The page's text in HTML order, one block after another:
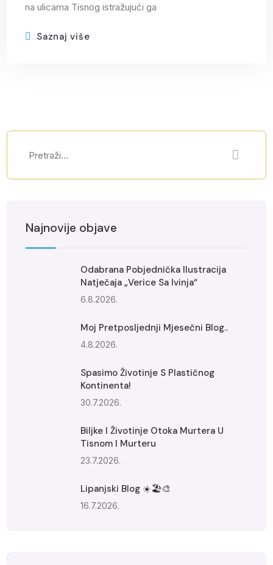
na ulicama Tisnog istražujući ga
Saznaj više
Najnovije objave
Odabrana Pobjednička Ilustracija
Natječaja „Verice Sa Ivinja“
6.8.2026.
Moj Pretposljednji Mjesečni Blog..
4.8.2026.
Spasimo Životinje S Plastičnog
Kontinenta!
30.7.2026.
Biljke I Životinje Otoka Murtera U
Tisnom I Murteru
23.7.2026.
Lipanjski Blog ☀️🏖️🎨
16.7.2026.